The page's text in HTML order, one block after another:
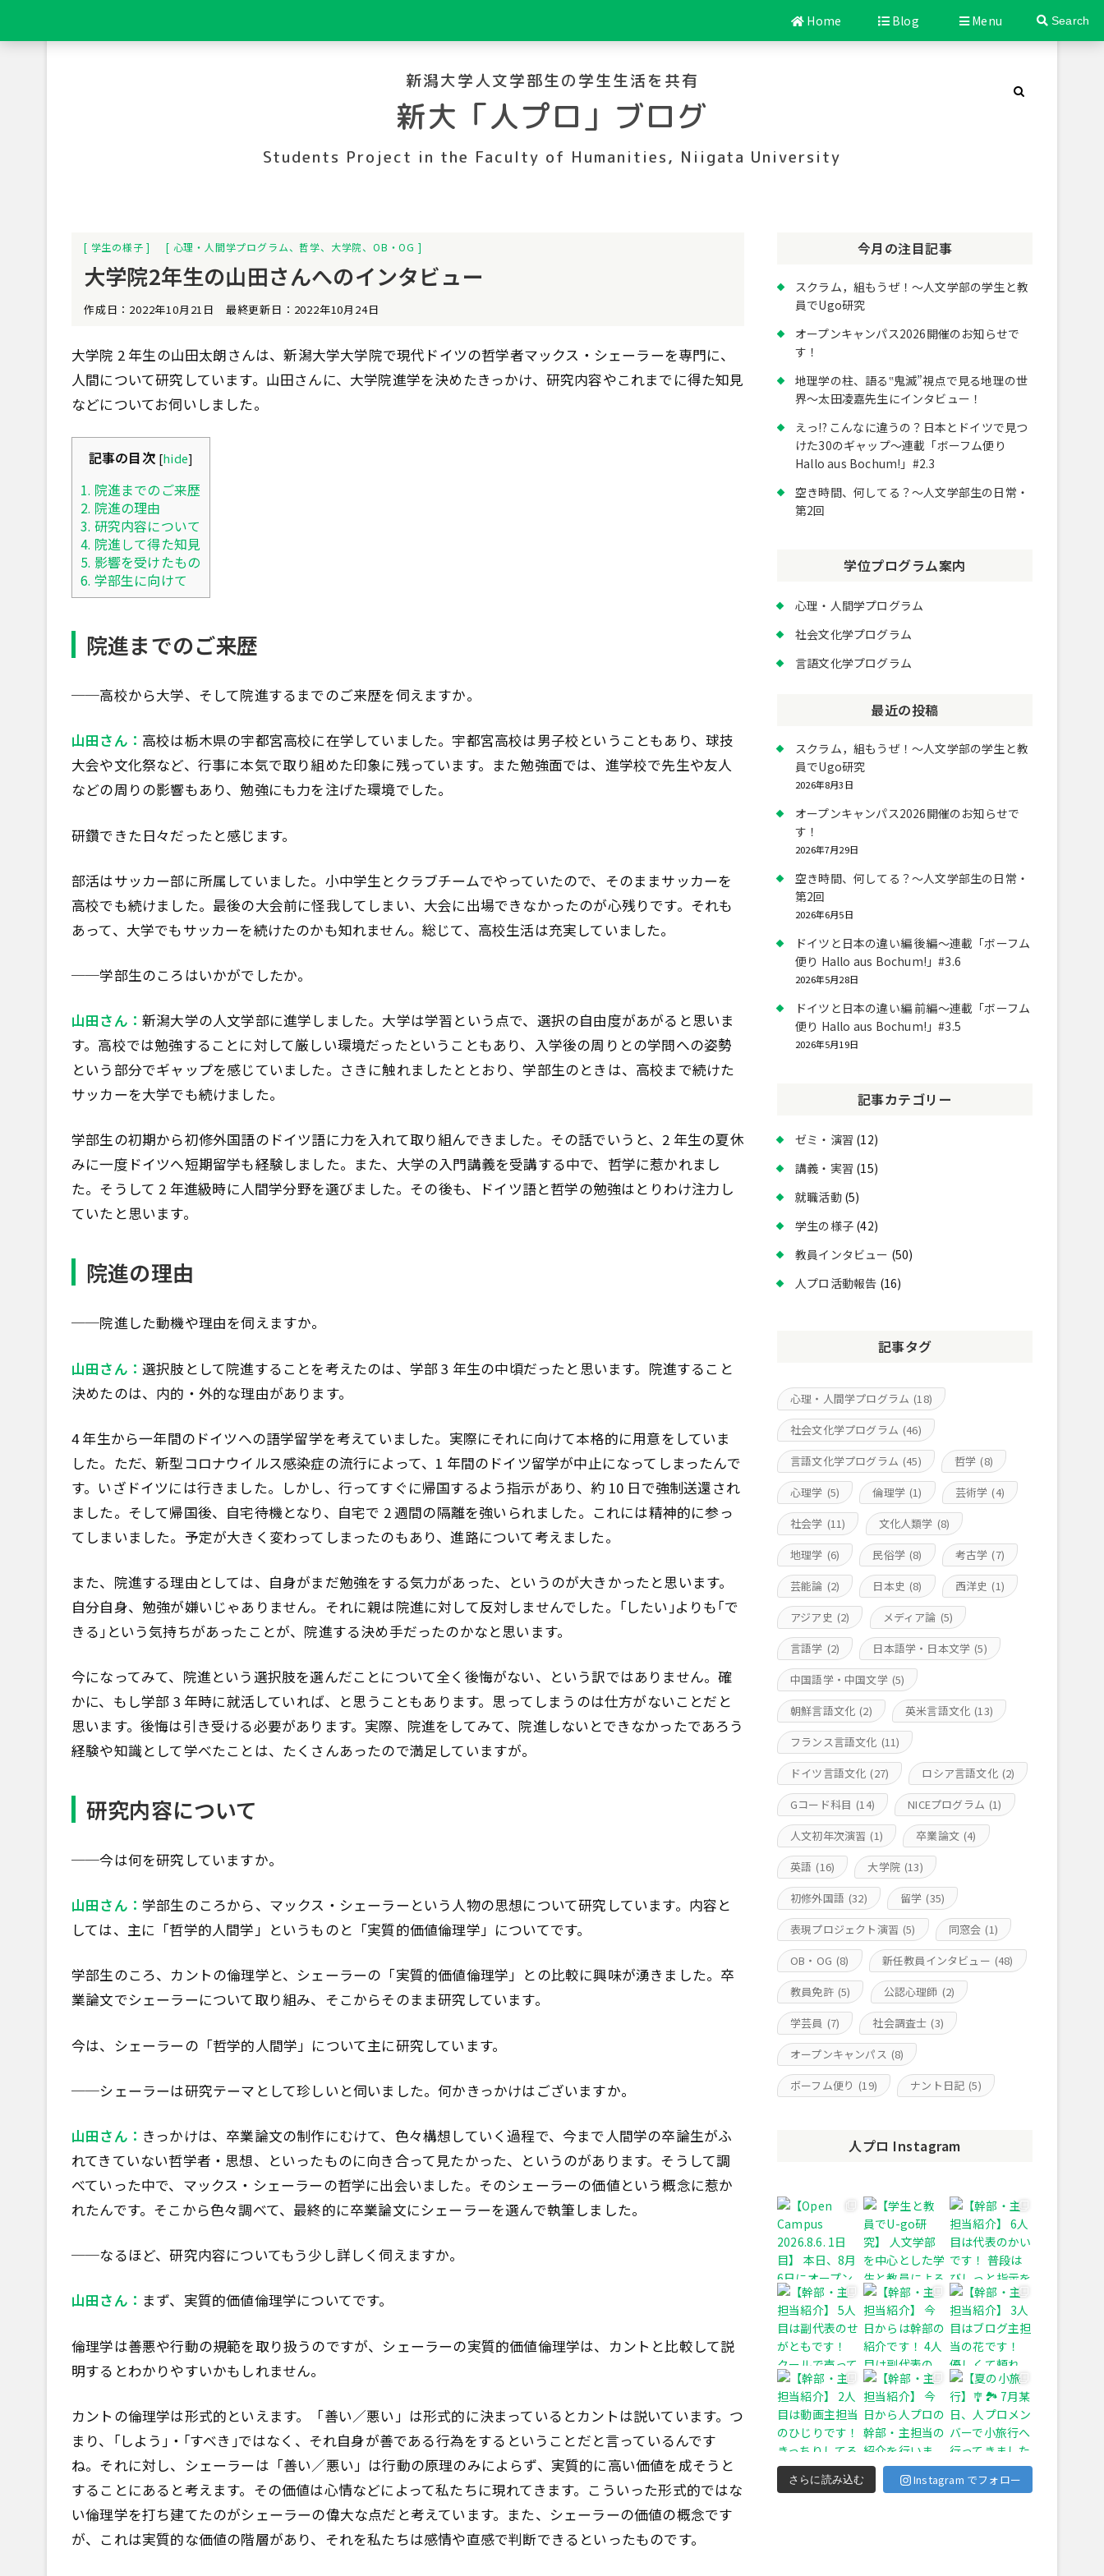
Home Blog Menu Search
新潟大学人文学部生の学生生活を共有
新大「人プロ」ブログ
Students Project in the Faculty of Humanities, Niigata University
学生の様子 心理・人間学プログラム、哲学、 大学院、 OB・OG
大学院2年生の山田さんへのインタビュー
作成日：2022年10月21日 最終更新日：2022年10月24日
大学院 2 年生の山田太朗さんは、新潟大学大学院で現代ドイツの哲学者マックス・シェーラーを専門に、
人間について研究しています。山田さんに、大学院進学を決めたきっかけ、研究内容やこれまでに得た知見
などについてお伺いしました。
記事の目次 [hide]
1. 院進までのご来歴
2. 院進の理由
3. 研究内容について
4. 院進して得た知見
5. 影響を受けたもの
6. 学部生に向けて
院進までのご来歴
──高校から大学、そして院進するまでのご来歴を伺えますか。
山田さん： 高校は栃木県の宇都宮高校に在学していました。宇都宮高校は男子校ということもあり、球技
大会や文化祭など、行事に本気で取り組めた印象に残っています。また勉強面では、進学校で先生や友人
などの周りの影響もあり、勉強にも力を注げた環境でした。
研鑽できた日々だったと感じます。
部活はサッカー部に所属していました。小中学生とクラブチームでやっていたので、そのままサッカーを
高校でも続けました。最後の大会前に怪我してしまい、大会に出場できなかったのが心残りです。それも
あって、大学でもサッカーを続けたのかも知れません。総じて、高校生活は充実していました。
──学部生のころはいかがでしたか。
山田さん： 新潟大学の人文学部に進学しました。大学は学習という点で、選択の自由度があがると思いま
す。高校では勉強することに対して厳しい環境だったということもあり、入学後の周りとの学問への姿勢
という部分でギャップを感じていました。さきに触れましたととおり、学部生のときは、高校まで続けた
サッカーを大学でも続けました。
学部生の初期から初修外国語のドイツ語に力を入れて取り組んできました。その話でいうと、2 年生の夏休
みに一度ドイツへ短期留学も経験しました。また、大学の入門講義を受講する中で、哲学に惹かれまし
た。そうして 2 年進級時に人間学分野を選びました。その後も、ドイツ語と哲学の勉強はとりわけ注力し
ていたと思います。
院進の理由
──院進した動機や理由を伺えますか。
山田さん： 選択肢として院進することを考えたのは、学部 3 年生の中頃だったと思います。院進すること
決めたのは、内的・外的な理由があります。
4 年生から一年間のドイツへの語学留学を考えていました。実際にそれに向けて本格的に用意をしていま
した。ただ、新型コロナウイルス感染症の流行によって、1 年間のドイツ留学が中止になってしまったんで
す。いざドイツには行きました。しかし、行ってすぐに帰国するよう指示があり、約 10 日で強制送還され
ました。そして帰国後、自宅待機となり、自宅で 2 週間の隔離を強いられました。これには精神的に参っ
てしまいました。予定が大きく変わってしまったのもあり、進路について考えました。
また、院進する理由としては、自身がまだ勉強をする気力があった、というのが大きかったと思います。
自分自身、勉強が嫌いじゃありません。それに親は院進に対して反対しませんでした。｢したい｣よりも｢で
きる｣という気持ちがあったことが、院進する決め手だったのかなと思います。
今になってみて、院進という選択肢を選んだことについて全く後悔がない、という訳ではありません。確
かに、もし学部 3 年時に就活していれば、と思うこともあります。思ってしまうのは仕方がないことだと
思います。後悔は引き受ける必要があります。実際、院進をしてみて、院進しないとできなかったであろう
経験や知識として学べたことは、たくさんあったので満足していますが。
研究内容について
──今は何を研究していますか。
山田さん： 学部生のころから、マックス・シェーラーという人物の思想について研究しています。内容と
しては、主に「哲学的人間学」というものと「実質的価値倫理学」についてです。
学部生のころ、カントの倫理学と、シェーラーの「実質的価値倫理学」との比較に興味が湧きました。卒
業論文でシェーラーについて取り組み、そこからそのまま研究しています。
今は、シェーラーの「哲学的人間学」について主に研究しています。
──シェーラーは研究テーマとして珍しいと伺いました。何かきっかけはございますか。
山田さん： きっかけは、卒業論文の制作にむけて、色々構想していく過程で、今まで人間学の卒論生がふ
れてきていない哲学者・思想、といったものに向き合って見たかった、というのがあります。そうして調
べていった中で、マックス・シェーラーの哲学に出会いました。そのシェーラーの価値という概念に惹か
れたんです。そこから色々調べて、最終的に卒業論文にシェーラーを選んで執筆しました。
──なるほど、研究内容についてもう少し詳しく伺えますか。
山田さん： まず、実質的価値倫理学についてです。
倫理学は善悪や行動の規範を取り扱うのですが、シェーラーの実質的価値倫理学は、カントと比較して説
明するとわかりやすいかもしれません。
カントの倫理学は形式的といえます。「善い／悪い」は形式的に決まっているとカントは説いています。つ
まり、｢しよう｣・｢すべき｣ではなく、それ自身が善である行為をするということだと言っているんです
ね。それに対し、シェーラーは「善い／悪い」は行動の原理のみによらず、実質的に高い価値を成そうと
することにあると考えます。その価値は心情などによって私たちに現れてきます。こういった形式的ではな
い倫理学を打ち建てたのがシェーラーの偉大な点だと考えています。また、シェーラーの価値の概念です
が、これは実質的な価値の階層があり、それを私たちは感情や直感で判断できるといったものです。
今月の注目記事
スクラム，組もうぜ！～人文学部の学生と教
員でUgo研究
オープンキャンパス2026開催のお知らせで
す！
地理学の柱、語る‟鬼滅”視点で見る地理の世
界～太田凌嘉先生にインタビュー！
えっ!? こんなに違うの？日本とドイツで見つ
けた30のギャップ～連載「ボーフム便り
Hallo aus Bochum!」#2.3
空き時間、何してる？～人文学部生の日常・
第2回
学位プログラム案内
心理・人間学プログラム
社会文化学プログラム
言語文化学プログラム
最近の投稿
スクラム，組もうぜ！～人文学部の学生と教
員でUgo研究
2026年8月3日
オープンキャンパス2026開催のお知らせで
す！
2026年7月29日
空き時間、何してる？～人文学部生の日常・
第2回
2026年6月5日
ドイツと日本の違い編 後編～連載「ボーフム
便り Hallo aus Bochum!」#3.6
2026年5月28日
ドイツと日本の違い編 前編～連載「ボーフム
便り Hallo aus Bochum!」#3.5
2026年5月19日
記事カテゴリー
ゼミ・演習 (12)
講義・実習 (15)
就職活動(5)
学生の様子 (42)
教員インタビュー (50)
人プロ活動報告 (16)
記事タグ
心理・人間学プログラム (18)
社会文化学プログラム (46)
言語文化学プログラム (45) 哲学 (8)
心理学 (5) 倫理学 (1) 芸術学 (4)
社会学 (11) 文化人類学 (8)
地理学 (6) 民俗学 (8) 考古学 (7)
芸能論 (2) 日本史 (8) 西洋史 (1)
アジア史 (2) メディア論 (5)
言語学 (2) 日本語学・日本文学 (5)
中国語学・中国文学 (5)
朝鮮言語文化 (2) 英米言語文化 (13)
フランス言語文化 (11)
ドイツ言語文化 (27) ロシア言語文化 (2)
Gコード科目 (14) NICEプログラム (1)
人文初年次演習 (1) 卒業論文 (4)
英語 (16) 大学院 (13)
初修外国語 (32) 留学 (35)
表現プロジェクト演習 (5) 同窓会 (1)
OB・OG (8) 新任教員インタビュー (48)
教員免許 (5) 公認心理師 (2)
学芸員 (7) 社会調査士 (3)
オープンキャンパス (8)
ボーフム便り (19) ナント日記 (5)
人プロ Instagram
さらに読み込む Instagram でフォロー